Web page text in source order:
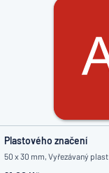
Plastového značení
50 x 30 mm, Vyřezávaný plast